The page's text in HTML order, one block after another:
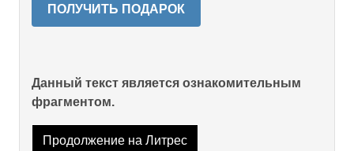
ПОЛУЧИТЬ ПОДАРОК
Данный текст является ознакомительным
фрагментом.
Продолжение на Литрес